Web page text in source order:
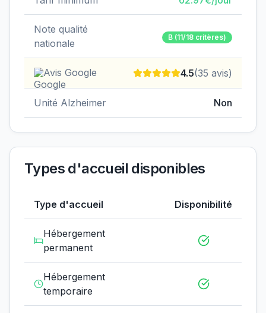
Note qualité
nationale
B (11/18 critères)
Avis Google 4.5(35 avis)
Unité Alzheimer Non
Types d'accueil disponibles
Type d'accueil Disponibilité
Hébergement
permanent
Hébergement
temporaire